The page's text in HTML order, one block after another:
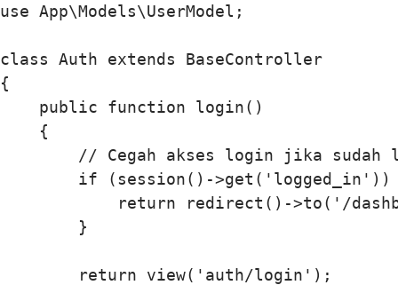
use App\Models\UserModel;
class Auth extends BaseController
{
    public function login()
    {
// Cegah akses login jika sudah
if (session()->get('logged_in'))
return redirect()->to('/
        }
        return view('auth/login');